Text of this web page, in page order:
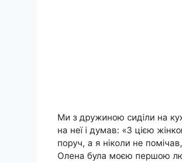
Ми з дружиною сиділи на
на неї і думав: «З цією
поруч, а я ніколи не
Олена була моєю першою